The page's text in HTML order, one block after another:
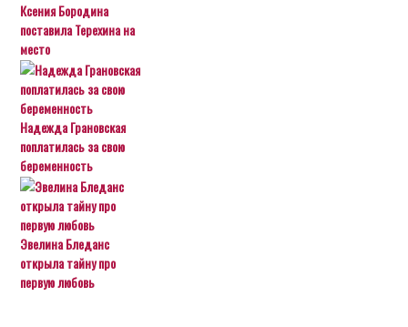
Ксения Бородина
поставила Терехина на
место
Надежда Грановская
поплатилась за свою
беременность
Эвелина Бледанс
открыла тайну про
первую любовь